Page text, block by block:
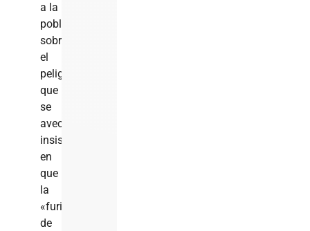
a la
población
sobre
el
peligro
que
se
avecina,
insistiendo
en
que
la
«furia»
de